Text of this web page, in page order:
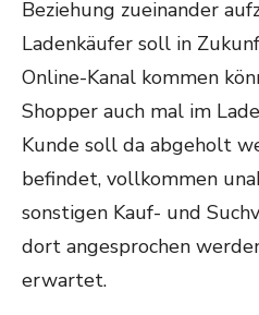
Beziehung zueinander
Ladenkäufer soll in
Online-Kanal kommen
Shopper auch mal im
Kunde soll da abgeholt
befindet, vollkommen
sonstigen Kauf- und
dort angesprochen
erwartet.